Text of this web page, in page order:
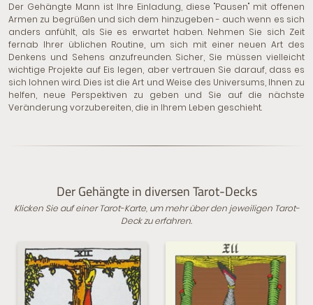
Der Gehängte Mann ist Ihre Einladung, diese "Pausen" mit offenen
Armen zu begrüßen und sich dem hinzugeben - auch wenn es sich
anders anfühlt, als Sie es erwartet haben. Nehmen Sie sich Zeit
fernab Ihrer üblichen Routine, um sich mit einer neuen Art des
Denkens und Sehens anzufreunden. Sicher, Sie müssen vielleicht
wichtige Projekte auf Eis legen, aber vertrauen Sie darauf, dass es
sich lohnen wird. Dies ist die Art und Weise des Universums, Ihnen zu
helfen, neue Perspektiven zu geben und Sie auf die nächste
Veränderung vorzubereiten, die in Ihrem Leben geschieht.
Der Gehängte in diversen Tarot-Decks
Klicken Sie auf einer Tarot-Karte, um mehr über den jeweiligen Tarot-
Deck zu erfahren.